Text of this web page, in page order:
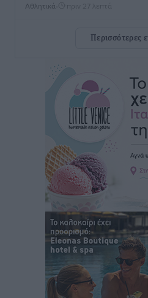
Αθλητικά πριν 27 λεπτά
Εθνική Παίδων: Ο
Αθλητικά•
Διαγόρας: Ανανέωσε ο
πριν 31 λεπτά
ΔΕΑΣ Δάφνη Ρόδου: Η
τεχνικό επιτελείο
Αθλητικά • πριν 33 λεπτά
Γ.Σ. Διαγόρας: Το
Αθλητικά• πριν 35 λεπτά
Σταυρός Καλυθιών:
Καρελλάκη
• πριν 1 ώρα
Περισσότερες